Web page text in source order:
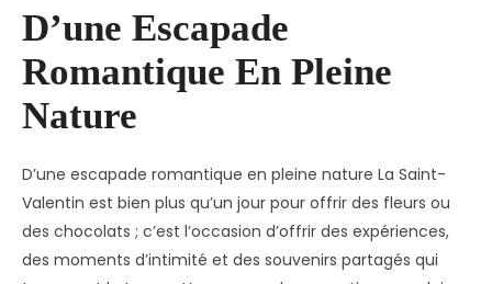
D’une Escapade
Romantique En Pleine
Nature
D’une escapade romantique en pleine nature La Saint-
Valentin est bien plus qu’un jour pour offrir des fleurs ou
des chocolats ; c’est l’occasion d’offrir des expériences,
des moments d’intimité et des souvenirs partagés qui